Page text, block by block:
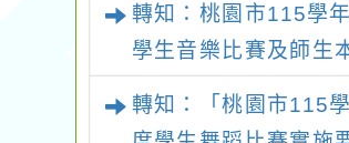
轉知：桃園市115學
學生音樂比賽及師生
轉知：「桃園市115